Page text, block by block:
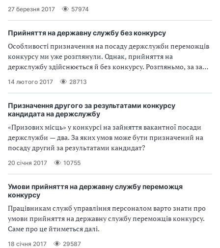
27 березня 2017 57974
Прийняття на державну службу без конкурсу
Особливості призначення на посаду держслужби переможців
конкурсу ми уже розглянули. Однак, прийняття на
держслужбу здійснюється й без конкурсу. Розгляньмо, за за
яких умов це можливо
14 лютого 2017 28713
Призначення другого за результатами конкурсу
кандидата на держслужбу
«Призових місць» у конкурсі на зайняття вакантної посади
держслужби — два. За яких умов може бути призначений на
посаду другий за результатами кандидат?
20 січня 2017 10755
Умови прийняття на державну службу переможця
конкурсу
Працівникам служб управління персоналом варто знати про
умови прийняття на державну службу переможців конкурсу.
Саме про це йтиметься далі.
18 січня 2017 29587